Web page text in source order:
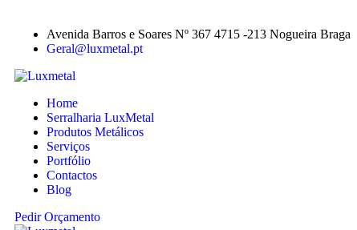
Avenida Barros e Soares Nº 367 4715 -213 Nogueira Braga
Geral@luxmetal.pt
Home
Serralharia LuxMetal
Produtos Metálicos
Serviços
Portfólio
Contactos
Blog
Pedir Orçamento